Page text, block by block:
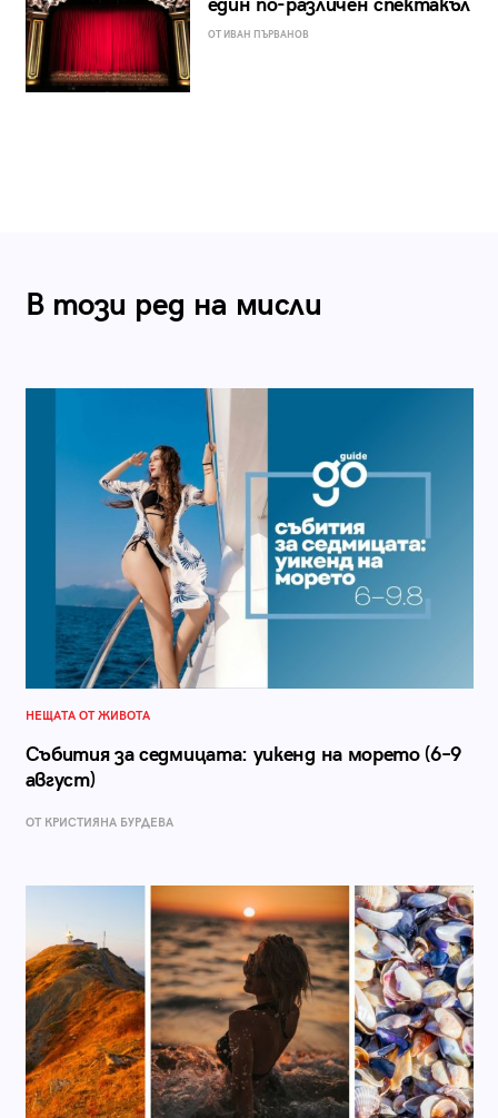
един по-различен спектакъл
ОТ ИВАН ПЪРВАНОВ
В този ред на мисли
НЕЩАТА ОТ ЖИВОТА
Събития за седмицата: уикенд на морето (6–9
август)
ОТ КРИСТИЯНА БУРДЕВА